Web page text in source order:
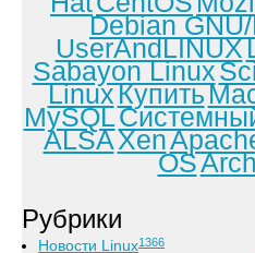
Debian
UserAndLINUX
Sabayon Linux
LinuxКупить
MySQL
ALSAXen
OS
Рубрики
Новости Linux1366